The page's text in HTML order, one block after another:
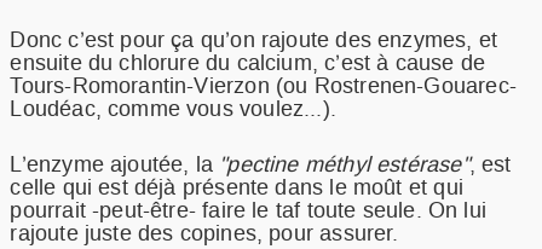
Donc c’est pour ça qu’on rajoute des enzymes, et
ensuite du chlorure du calcium, c’est à cause de
Tours-Romorantin-Vierzon (ou Rostrenen-Gouarec-
Loudéac, comme vous voulez...).
L’enzyme ajoutée, la "pectine méthyl estérase", est
celle qui est déjà présente dans le moût et qui
pourrait -peut-être- faire le taf toute seule. On lui
rajoute juste des copines, pour assurer.